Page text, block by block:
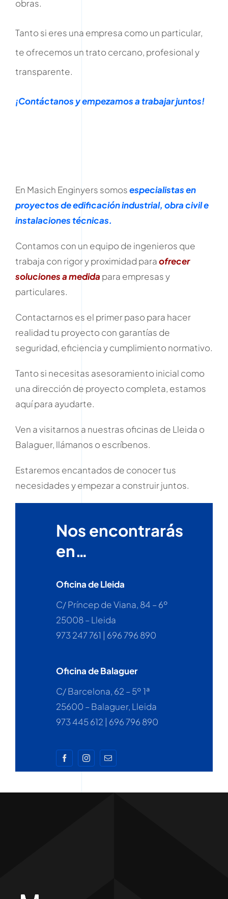
obras.
Tanto si eres una empresa como un particular,
te ofrecemos un trato cercano, profesional y
transparente.
¡Contáctanos y empezamos a trabajar juntos!
En Masich Enginyers somosespecialistas en
proyectos de edificaciónindustrial, obra civil e
instalaciones técnicas.
Contamos con un equipo de ingenieros que
trabaja con rigor y proximidad paraofrecer
soluciones a medida para empresas y
particulares.
Contactarnos es el primer paso para hacer
realidad tu proyecto con garantías de
seguridad, eficiencia y cumplimiento normativo.
Tanto si necesitas asesoramiento inicial como
una dirección de proyecto completa, estamos
aquí para ayudarte.
Ven a visitarnos a nuestras oficinas de Lleida o
Balaguer, llámanos o escríbenos.
Estaremos encantados de conocer tus
necesidades y empezar a construir juntos.
Nos encontrarás
en…
Oficina de Lleida
C/ Príncep de Viana, 84 – 6º
25008 – Lleida
973 247 761 | 696 796 890
Oficina de Balaguer
C/ Barcelona, 62 – 5º 1ª
25600 – Balaguer, Lleida
973 445 612 | 696 796 890